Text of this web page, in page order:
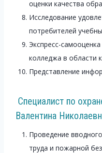
оценки качества
Исследование
потребителей
Экспресс-
колледжа в области
Представление
Специалист по
Валентина
Проведение
труда и пожарной